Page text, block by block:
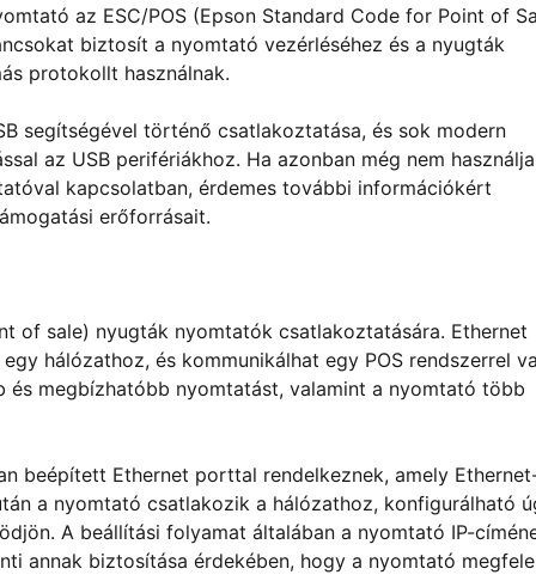
az ESC/POS (Epson Standard Code for Point of
biztosít a nyomtató vezérléséhez és a nyugták
protokollt használnak.
segítségével történő csatlakoztatása, és sok modern
az USB perifériákhoz. Ha azonban még nem
kapcsolatban, érdemes további információkért
erőforrásait.
of sale) nyugták nyomtatók csatlakoztatására. Ethernet
hálózathoz, és kommunikálhat egy POS rendszerrel
megbízhatóbb nyomtatást, valamint a nyomtató több
beépített Ethernet porttal rendelkeznek, amely
a nyomtató csatlakozik a hálózathoz, konfigurálható
A beállítási folyamat általában a nyomtató IP-
annak biztosítása érdekében, hogy a nyomtató